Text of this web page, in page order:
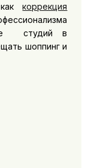
каккоррекция
студий в
шоппинг и